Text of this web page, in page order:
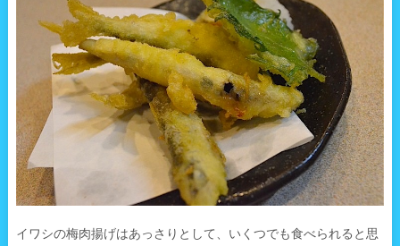
イワシの梅肉揚げはあっさりとして、いくつでも食べられると思